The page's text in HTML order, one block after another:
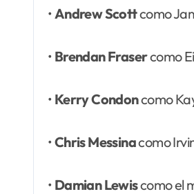
• Andrew Scottcomo
• Brendan Frasercomo
• Kerry Condoncomo
•Chris Messinacomo
• Damian Lewiscomo el